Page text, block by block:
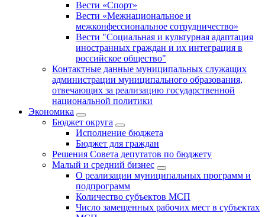
Вести «Спорт»
Вести «Межнациональное и
межконфессиональное сотрудничество»
Вести "Социальная и культурная адаптация
иностранных граждан и их интеграция в
российское общество"
Контактные данные муниципальных служащих
администрации муниципального образования,
отвечающих за реализацию государственной
национальной политики
Экономика
Бюджет округa
Исполнение бюджета
Бюджет для граждан
Решения Совета депутатов по бюджету
Малый и средний бизнес
О реализации муниципальных программ и
подпрограмм
Количество субъектов МСП
Число замещенных рабочих мест в субъектах